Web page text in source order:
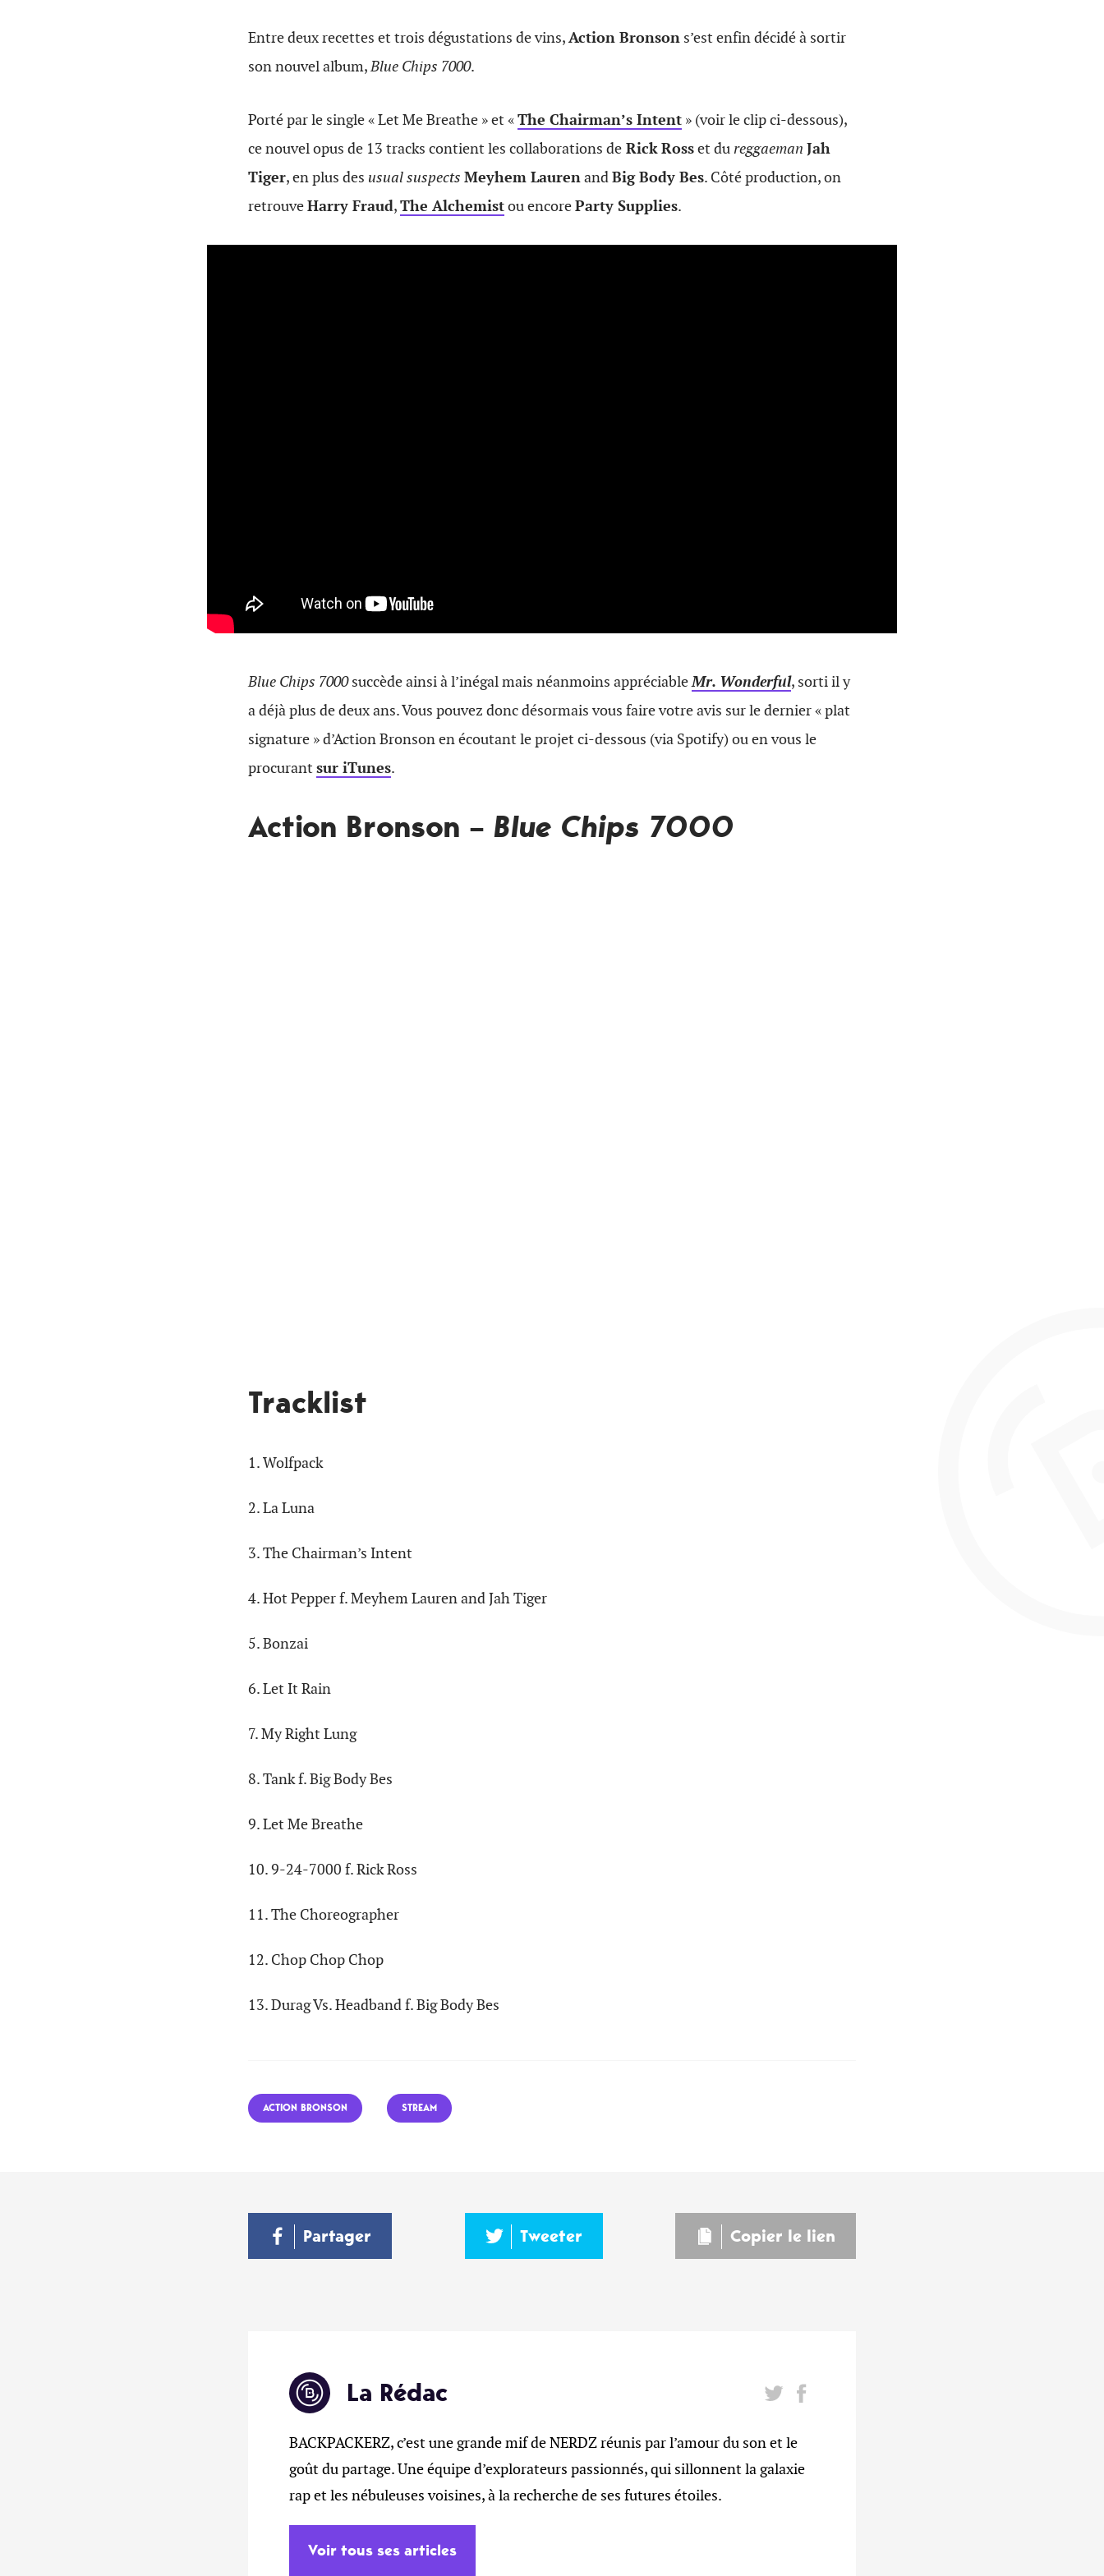
Entre deux recettes et trois dégustations de vins,Action Bronson s’est enfin décidé à sortir
son nouvel album,Blue Chips 7000.
Porté par le single « Let Me Breathe » et «The Chairman’s Intent » (voir le clip ci-dessous),
ce nouvel opus de 13 tracks contient les collaborations de Rick Rosset dureggaeman Jah
Tiger, en plus des usual suspects Meyhem LaurenandBig Body Bes. Côté production, on
retrouveHarry Fraud,The Alchemistou encoreParty Supplies.
Blue Chips 7000succède ainsi à l’inégal mais néanmoins appréciableMr. Wonderful, sorti il y
a déjà plus de deux ans. Vous pouvez donc désormais vous faire votre avis sur le dernier « plat
signature » d’Action Bronson en écoutant le projet ci-dessous (via Spotify) ou en vous le
procurant sur iTunes.
Action Bronson – Blue Chips 7000
Tracklist
1. Wolfpack
2. La Luna
3. The Chairman’s Intent
4. Hot Pepper f. Meyhem Lauren and Jah Tiger
5. Bonzai
6. Let It Rain
7. My Right Lung
8. Tank f. Big Body Bes
9. Let Me Breathe
10. 9-24-7000 f. Rick Ross
11. The Choreographer
12. Chop Chop Chop
13. Durag Vs. Headband f. Big Body Bes
ACTION BRONSON STREAM
Partager Tweeter Copier le lien
La Rédac
BACKPACKERZ, c’est une grande mif de NERDZ réunis par l’amour du son et le
goût du partage. Une équipe d’explorateurs passionnés, qui sillonnent la galaxie
rap et les nébuleuses voisines, à la recherche de ses futures étoiles.
Voir tous ses articles